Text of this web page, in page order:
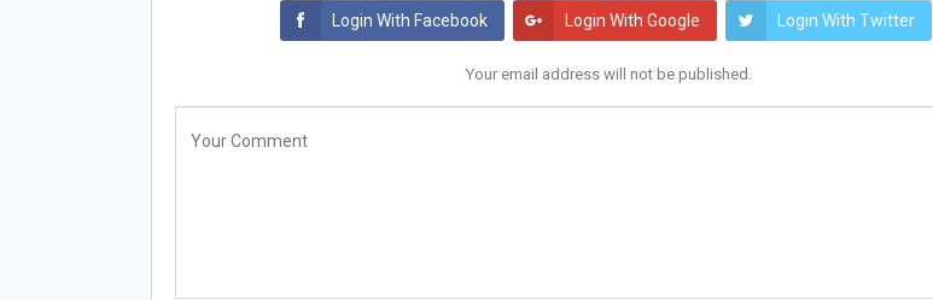
Login With Facebook Login With Google Login With Twitter
Your email address will not be published.